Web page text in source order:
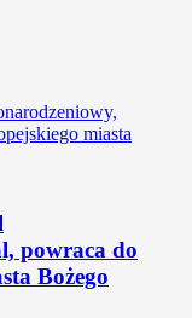
powraca do
Bożego